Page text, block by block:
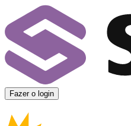
Fazer o login